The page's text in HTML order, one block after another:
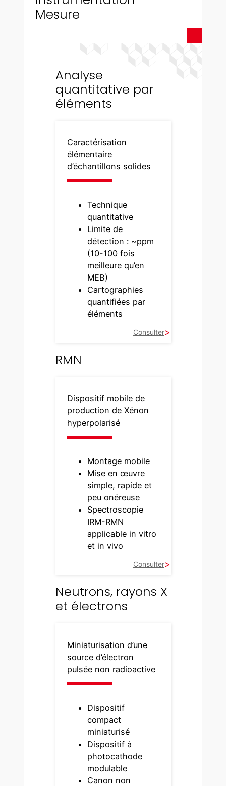
Mesure
Analyse
quantitative par
éléments
Caractérisation
élémentaire
d’échantillons solides
Technique
quantitative
Limite de
détection : ~ppm
(10-100 fois
meilleure qu’en
MEB)
Cartographies
quantifiées par
éléments
Consulter
RMN
Dispositif mobile de
production de Xénon
hyperpolarisé
Montage mobile
Mise en œuvre
simple, rapide et
peu onéreuse
Spectroscopie
IRM-RMN
applicable in vitro
et in vivo
Consulter
Neutrons, rayons X
et électrons
Miniaturisation d’une
source d’électron
pulsée non radioactive
Dispositif
compact
miniaturisé
Dispositif à
photocathode
modulable
Canon non